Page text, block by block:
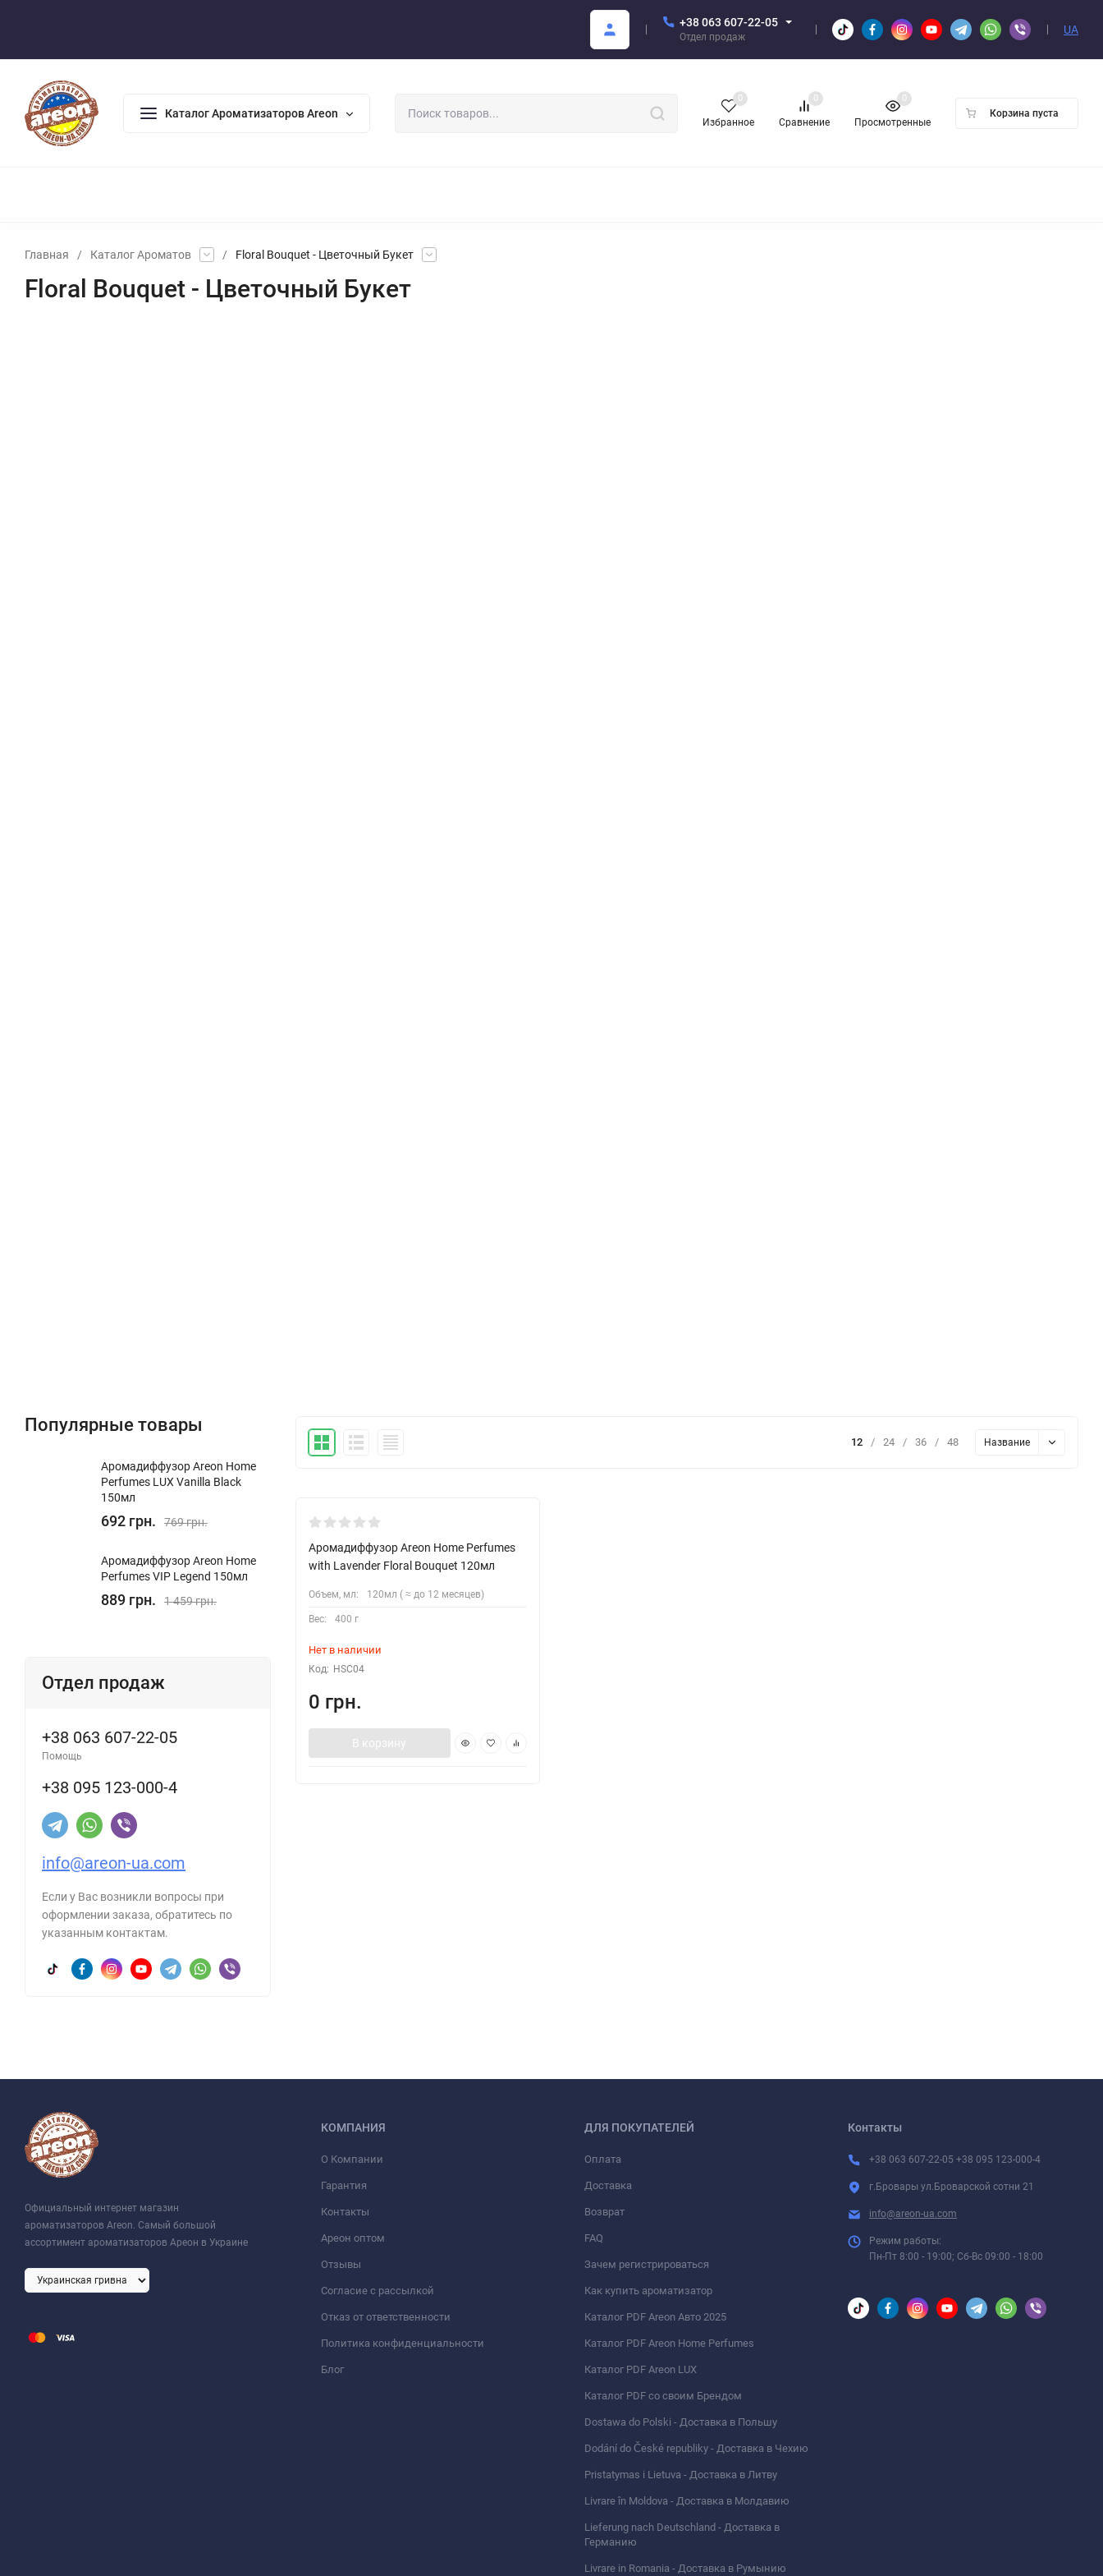
+38 063 607-22-05
Отдел продаж
UA
Каталог Ароматизаторов Areon
Избранное
0
Сравнение
0
Просмотренные
0
Корзина пуста
Главная / Каталог Ароматов / Floral Bouquet - Цветочный Букет
Floral Bouquet - Цветочный Букет
Популярные товары
Аромадиффузор Areon Home
Perfumes LUX Vanilla Black
150мл
692 грн. 769 грн.
Аромадиффузор Areon Home
Perfumes VIP Legend 150мл
889 грн. 1 459 грн.
Отдел продаж
+38 063 607-22-05
Помощь
+38 095 123-000-4
info@areon-ua.com
Если у Вас возникли вопросы при
оформлении заказа, обратитесь по
указанным контактам.
12 / 24 / 36 / 48 Название
Скоро в продажу!
Аромадиффузор Areon Home Perfumes
with Lavender Floral Bouquet 120мл
Объем, мл: 120мл ( ≈ до 12 месяцев)
Вес: 400 г
Нет в наличии
Код: HSC04
0 грн.
В корзину
Официальный интернет магазин
ароматизаторов Areon. Самый большой
ассортимент ароматизаторов Ареон в Украине
КОМПАНИЯ
О Компании
Гарантия
Контакты
Ареон оптом
Отзывы
Согласие с рассылкой
Отказ от ответственности
Политика конфиденциальности
Блог
ДЛЯ ПОКУПАТЕЛЕЙ
Оплата
Доставка
Возврат
FAQ
Зачем регистрироваться
Как купить ароматизатор
Каталог PDF Areon Авто 2025
Каталог PDF Areon Home Perfumes
Каталог PDF Areon LUX
Каталог PDF со своим Брендом
Dostawa do Polski - Доставка в Польшу
Dodání do České republiky - Доставка в Чехию
Pristatymas i Lietuva - Доставка в Литву
Livrare în Moldova - Доставка в Молдавию
Lieferung nach Deutschland - Доставка в
Германию
Livrare in Romania - Доставка в Румынию
Контакты
+38 063 607-22-05 +38 095 123-000-4
г.Бровары ул.Броварской сотни 21
info@areon-ua.com
Режим работы:
Пн-Пт 8:00 - 19:00; Сб-Вс 09:00 - 18:00